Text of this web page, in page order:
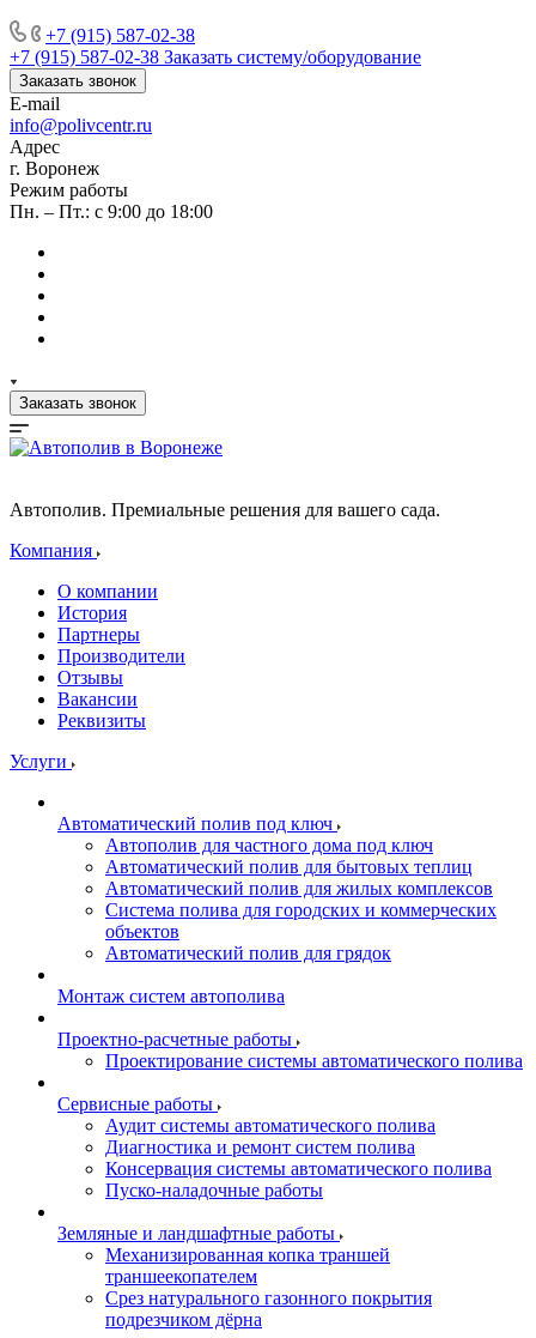
+7 (915) 587-02-38
+7 (915) 587-02-38 Заказать систему/оборудование
Заказать звонок
E-mail
info@polivcentr.ru
Адрес
г. Воронеж
Режим работы
Пн. – Пт.: с 9:00 до 18:00
Заказать звонок
Автополив. Премиальные решения для вашего сада.
Компания
О компании
История
Партнеры
Производители
Отзывы
Вакансии
Реквизиты
Услуги
Автоматический полив под ключ
Автополив для частного дома под ключ
Автоматический полив для бытовых теплиц
Автоматический полив для жилых комплексов
Система полива для городских и коммерческих
объектов
Автоматический полив для грядок
Монтаж систем автополива
Проектно-расчетные работы
Проектирование системы автоматического полива
Сервисные работы
Аудит системы автоматического полива
Диагностика и ремонт систем полива
Консервация системы автоматического полива
Пуско-наладочные работы
Земляные и ландшафтные работы
Механизированная копка траншей
траншеекопателем
Срез натурального газонного покрытия
подрезчиком дёрна